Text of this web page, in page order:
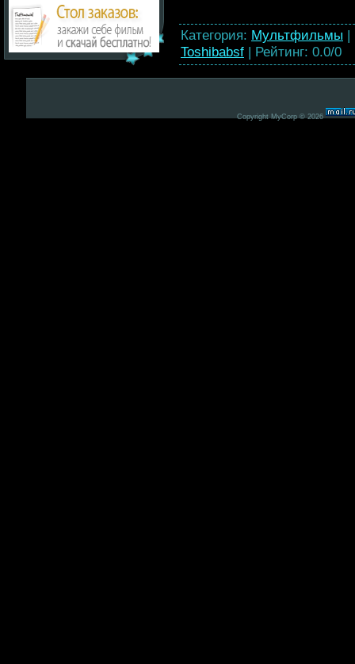
Категория: Мультфильмы |
Toshibabsf | Рейтинг: 0.0/0
Copyright MyCorp © 2026